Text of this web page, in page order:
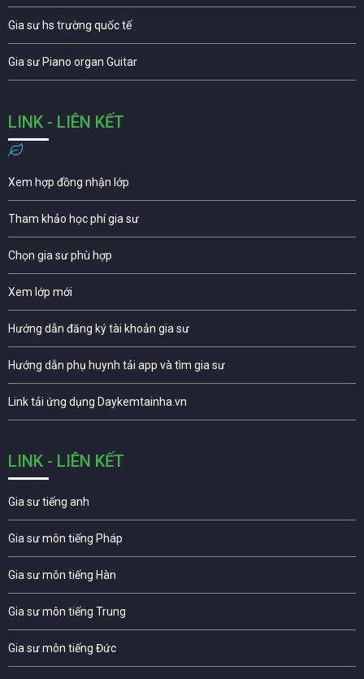
Gia sư hs trường quốc tế
Gia sư Piano organ Guitar
LINK - LIÊN KẾT
Xem hợp đồng nhận lớp
Tham khảo học phí gia sư
Chọn gia sư phù hợp
Xem lớp mới
Hướng dẫn đăng ký tài khoản gia sư
Hướng dẫn phụ huynh tải app và tìm gia sư
Link tải ứng dụng Daykemtainha.vn
LINK - LIÊN KẾT
Gia sư tiếng anh
Gia sư môn tiếng Pháp
Gia sư môn tiếng Hàn
Gia sư môn tiếng Trung
Gia sư môn tiếng Đức